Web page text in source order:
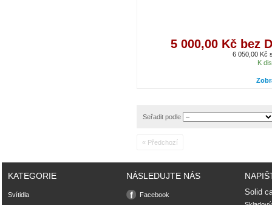
5 000,00 Kč bez
6 050,00 Kč
K
Seřadit podle
« Předchozí
KATEGORIE
Svítidla
NÁSLEDUJTE NÁS
Facebook Solid